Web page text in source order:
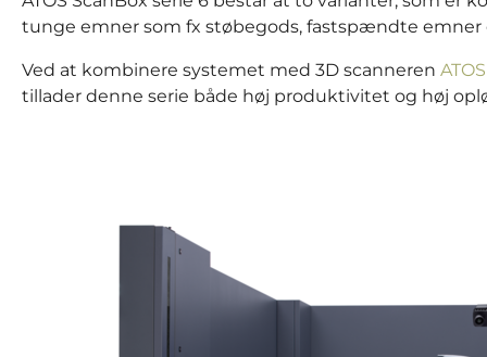
tunge emner som fx støbegods, fastspændte emner
Ved at kombinere systemet med 3D scanneren
tillader denne serie både høj produktivitet og høj